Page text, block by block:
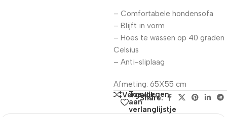
– Comfortabele hondensofa
– Blijft in vorm
– Hoes te wassen op 40 graden
Celsius
– Anti-sliplaag
Afmeting: 65X55 cm
Vergelijk
Toevoegen
aan
verlanglijstje
Share: